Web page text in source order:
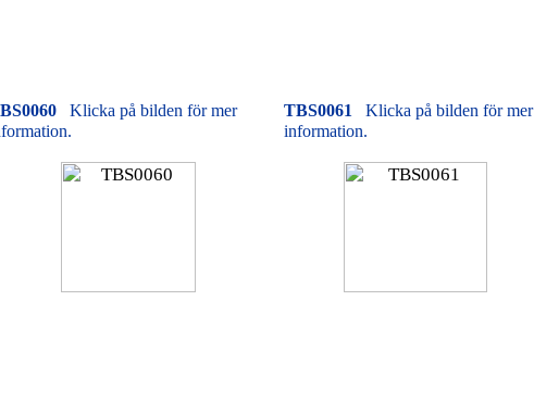
Klicka på bilden för mer
TBS0061
Klicka på bilden för mer
information.